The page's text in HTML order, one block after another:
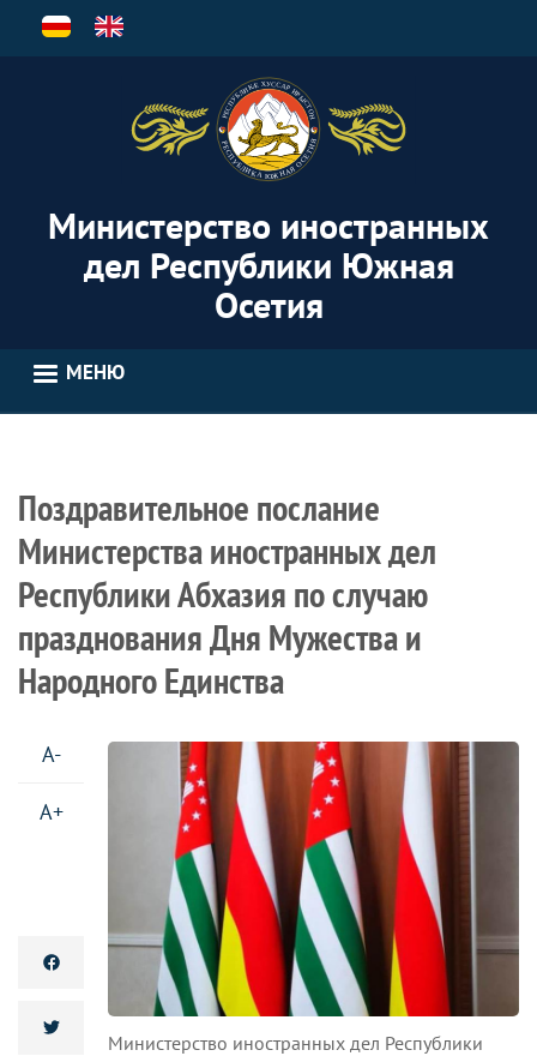
Перейти
Министерство иностранных
дел Республики Южная
Осетия
МЕНЮ
Поздравительное послание
Министерства иностранных дел
Республики Абхазия по случаю
празднования Дня Мужества и
Народного Единства
A-
A+
Министерство иностранных дел Республики